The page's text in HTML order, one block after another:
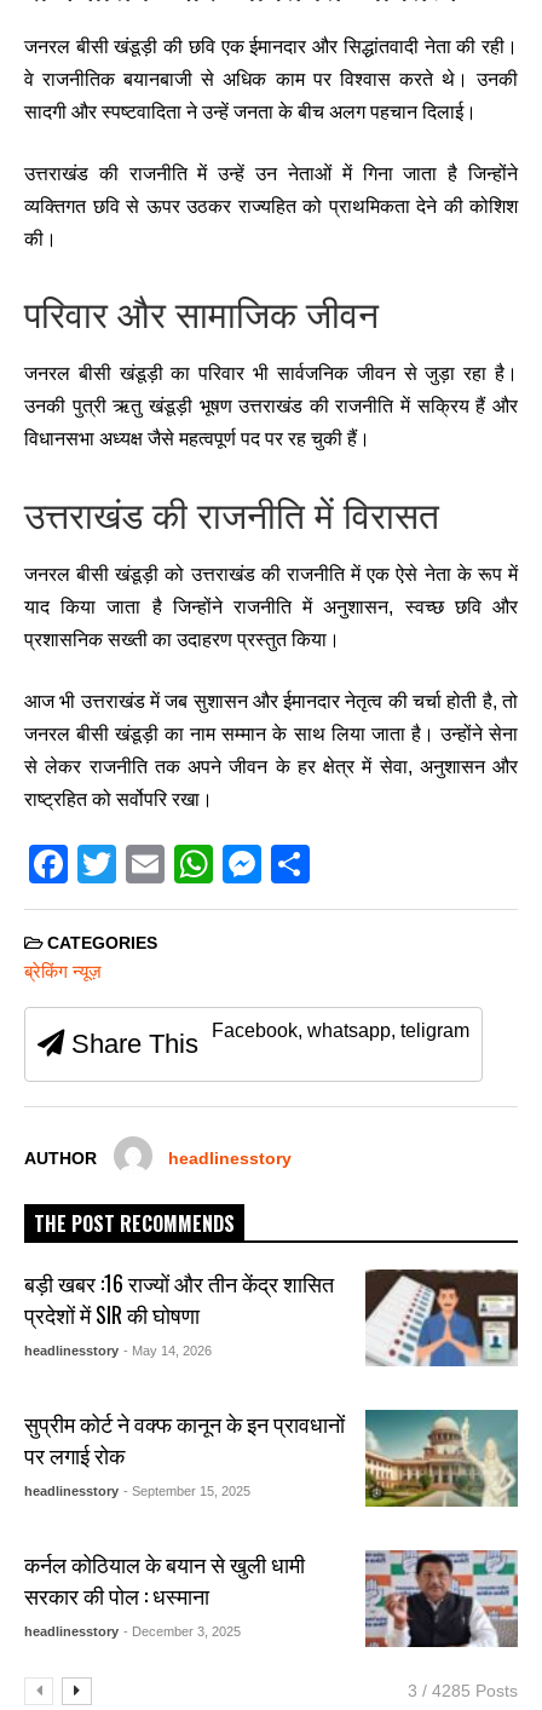
जनरल बीसी खंडूड़ी की छवि एक ईमानदार और सिद्धांतवादी नेता की रही।
वे राजनीतिक बयानबाजी से अधिक काम पर विश्वास करते थे। उनकी
सादगी और स्पष्टवादिता ने उन्हें जनता के बीच अलग पहचान दिलाई।
उत्तराखंड की राजनीति में उन्हें उन नेताओं में गिना जाता है जिन्होंने
व्यक्तिगत छवि से ऊपर उठकर राज्यहित को प्राथमिकता देने की कोशिश
की।
परिवार और सामाजिक जीवन
जनरल बीसी खंडूड़ी का परिवार भी सार्वजनिक जीवन से जुड़ा रहा है।
उनकी पुत्री ऋतु खंडूड़ी भूषण उत्तराखंड की राजनीति में सक्रिय हैं और
विधानसभा अध्यक्ष जैसे महत्वपूर्ण पद पर रह चुकी हैं।
उत्तराखंड की राजनीति में विरासत
जनरल बीसी खंडूड़ी को उत्तराखंड की राजनीति में एक ऐसे नेता के रूप में
याद किया जाता है जिन्होंने राजनीति में अनुशासन, स्वच्छ छवि और
प्रशासनिक सख्ती का उदाहरण प्रस्तुत किया।
आज भी उत्तराखंड में जब सुशासन और ईमानदार नेतृत्व की चर्चा होती है, तो
जनरल बीसी खंडूड़ी का नाम सम्मान के साथ लिया जाता है। उन्होंने सेना
से लेकर राजनीति तक अपने जीवन के हर क्षेत्र में सेवा, अनुशासन और
राष्ट्रहित को सर्वोपरि रखा।
F
a
c
e
b
o
o
T
wi
tt
E
m
W
h
A
p
M
e
n
er
h
CATEGORIES
ब्रेकिंग न्यूज़
Share This Facebook, whatsapp, teligram
AUTHOR headlinesstory
THE POST RECOMMENDS
बड़ी खबर :16 राज्यों और तीन केंद्र शासित
प्रदेशों में SIR की घोषणा
headlinesstory - May 14, 2026
सुप्रीम कोर्ट ने वक्फ कानून के इन प्रावधानों
पर लगाई रोक
headlinesstory - September 15, 2025
कर्नल कोठियाल के बयान से खुली धामी
सरकार की पोल : धस्माना
headlinesstory - December 3, 2025
3 / 4285 Posts